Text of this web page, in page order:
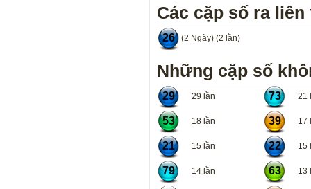
Các cặp số ra liên
26 (2 Ngày) (2 lần)
Những cặp số
29 29 lần 73 21
53 18 lần 39 17
21 15 lần 22 15
79 14 lần 63 13